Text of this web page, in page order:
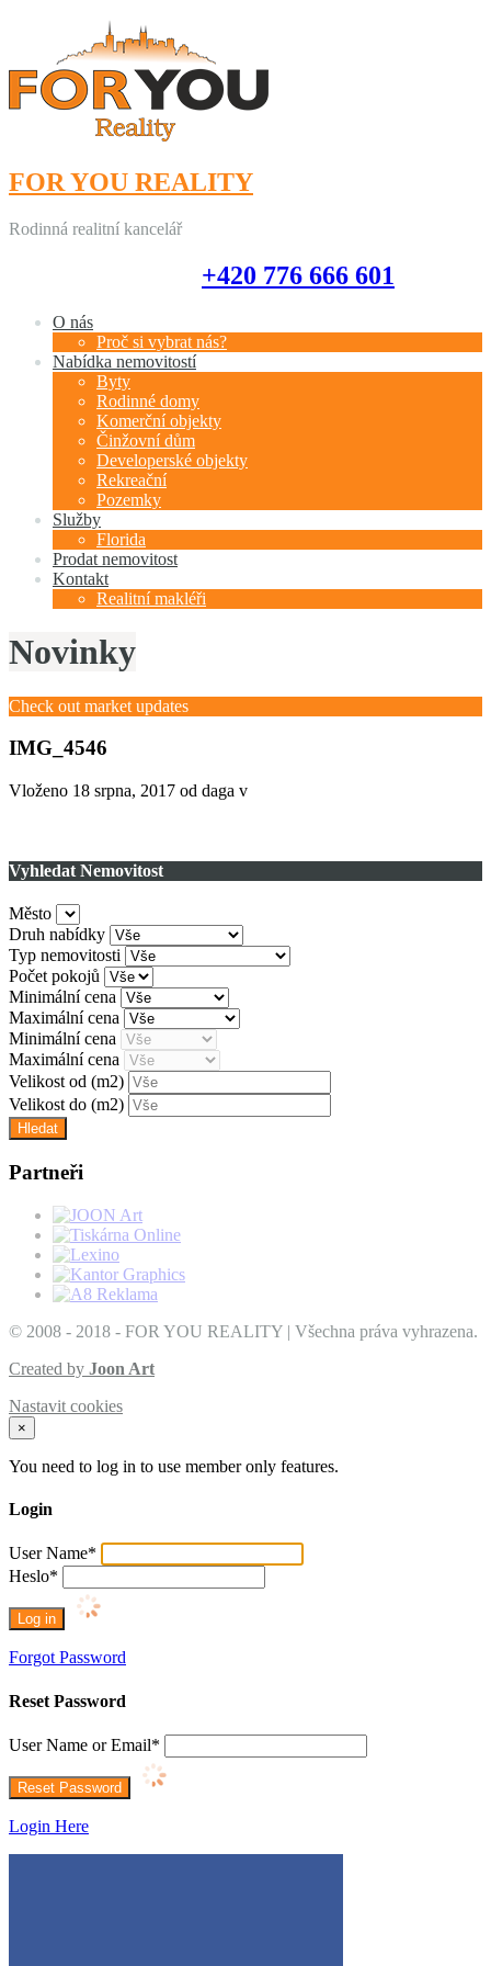
FOR YOU REALITY
Rodinná realitní kancelář
+420 776 666 601
O nás
Proč si vybrat nás?
Nabídka nemovitostí
Byty
Rodinné domy
Komerční objekty
Činžovní dům
Developerské objekty
Rekreační
Pozemky
Služby
Florida
Prodat nemovitost
Kontakt
Realitní makléři
Novinky
Check out market updates
IMG_4546
Vloženo 18 srpna, 2017 od daga v
Vyhledat Nemovitost
Město
Druh nabídky
Typ nemovitosti
Počet pokojů
Minimální cena
Maximální cena
Minimální cena
Maximální cena
Velikost od (m2)
Velikost do (m2)
Partneři
© 2008 - 2018 - FOR YOU REALITY | Všechna práva vyhrazena.
Created by Joon Art
Nastavit cookies
×
You need to log in to use member only features.
Login
User Name*
Heslo*
Forgot Password
Reset Password
User Name or Email*
Login Here